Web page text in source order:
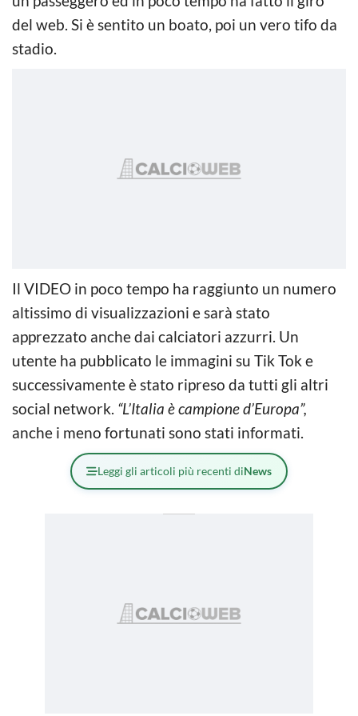
del web. Si è sentito un boato, poi un vero tifo da
stadio.
Il VIDEO in poco tempo ha raggiunto un numero
altissimo di visualizzazioni e sarà stato
apprezzato anche dai calciatori azzurri. Un
utente ha pubblicato le immagini su Tik Tok e
successivamente è stato ripreso da tutti gli altri
social network. “L’Italia è campione d’Europa”,
anche i meno fortunati sono stati informati.
Leggi gli articoli più recenti diNews